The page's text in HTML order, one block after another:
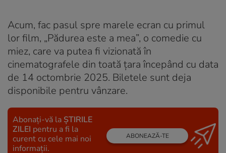
Acum, fac pasul spre marele ecran cu primul
lor film, „Pădurea este a mea”, o comedie cu
miez, care va putea fi vizionată în
cinematografele din toată țara începând cu data
de 14 octombrie 2025. Biletele sunt deja
disponibile pentru vânzare.
Abonați-vă la ȘTIRILE
ZILEI pentru a fi la
curent cu cele mai noi
informații.
ABONEAZĂ-TE